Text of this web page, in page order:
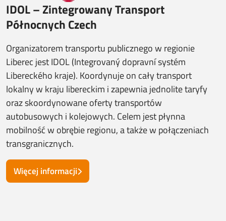
IDOL – Zintegrowany Transport
Północnych Czech
Organizatorem transportu publicznego w regionie
Liberec jest IDOL (Integrovaný dopravní systém
Libereckého kraje). Koordynuje on cały transport
lokalny w kraju libereckim i zapewnia jednolite taryfy
oraz skoordynowane oferty transportów
autobusowych i kolejowych. Celem jest płynna
mobilność w obrębie regionu, a także w połączeniach
transgranicznych.
Więcej informacji